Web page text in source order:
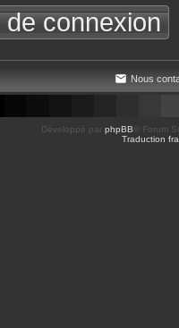
de connexion
Nous
Développé par phpBB ® Forum
Traduction